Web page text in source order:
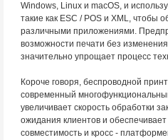
Windows, Linux и macOS, и
такие как ESC / POS и XML, чтобы
различными приложениями.
возможности печати без
значительно упрощает процесс
Короче говоря, беспроводной
современный
увеличивает скорость обработки
ожидания клиентов и
совместимость и кросс -